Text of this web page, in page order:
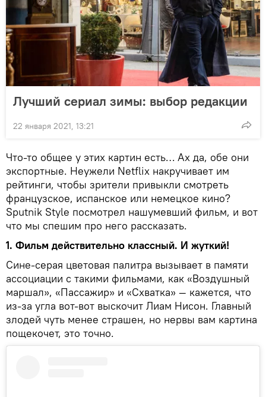
Лучший сериал зимы: выбор редакции
22 января 2021, 13:21
Что-то общее у этих картин есть… Ах да, обе они
экспортные. Неужели Netflix накручивает им
рейтинги, чтобы зрители привыкли смотреть
французское, испанское или немецкое кино?
Sputnik Style посмотрел нашумевший фильм, и вот
что мы спешим про него рассказать.
1. Фильм действительно классный. И жуткий!
Сине-серая цветовая палитра вызывает в памяти
ассоциации с такими фильмами, как «Воздушный
маршал», «Пассажир» и «Схватка» — кажется, что
из-за угла вот-вот выскочит Лиам Нисон. Главный
злодей чуть менее страшен, но нервы вам картина
пощекочет, это точно.